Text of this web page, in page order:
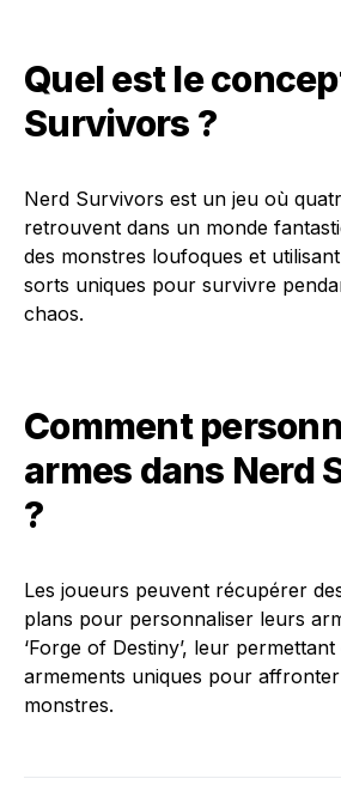
Quel est le
Survivors ?
Nerd Survivors est un jeu où
retrouvent dans un monde
des monstres loufoques et
sorts uniques pour survivre
chaos.
Comment
armes dans Nerd
?
Les joueurs peuvent récupérer
plans pour personnaliser leurs
‘Forge of Destiny’, leur
armements uniques pour
monstres.